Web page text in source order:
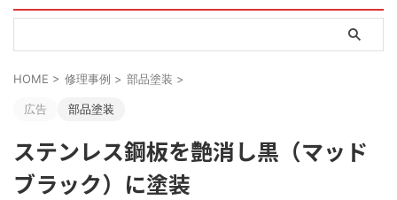
HOME > 修理事例 > 部品塗装 >
広告 部品塗装
ステンレス鋼板を艶消し黒（マッド
ブラック）に塗装